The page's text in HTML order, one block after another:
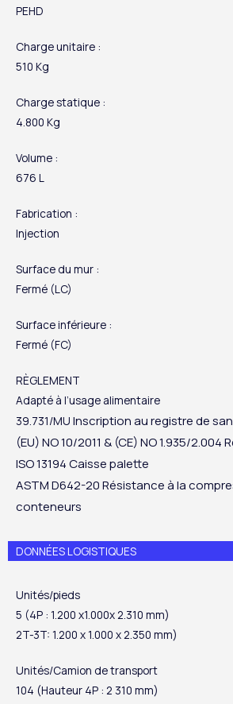
PEHD
Charge unitaire :
510 Kg
Charge statique :
4.800 Kg
Volume :
676 L
Fabrication :
Injection
Surface du mur :
Fermé (LC)
Surface inférieure :
Fermé (FC)
RÈGLEMENT
Adapté à l’usage alimentaire
39.731/MU Inscription au registre de
(EU) NO 10/2011 & (CE)NO 1.935/2.004
ISO 13194Caisse palette
ASTM D642-20Résistance à la
conteneurs
DONNÉES LOGISTIQUES
Unités/pieds
5 (4P : 1.200 x1.000x 2.310 mm)
2T-3T: 1.200 x 1.000 x 2.350 mm)
Unités/Camion de transport
104 (Hauteur 4P : 2 310 mm)